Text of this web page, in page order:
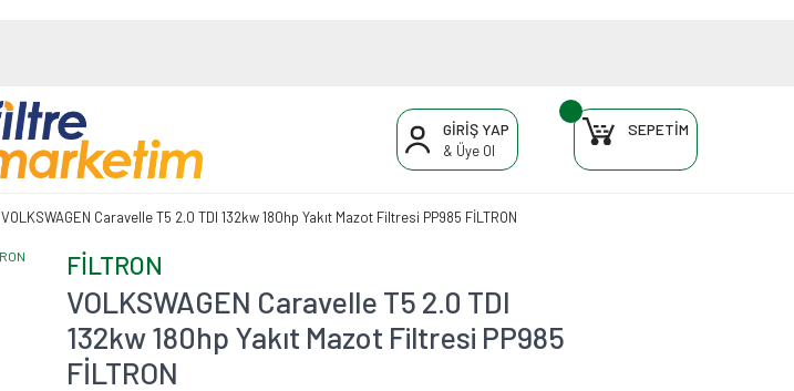
GİRİŞ YAP
& Üye Ol
SEPETİM
VOLKSWAGEN Caravelle T5 2.0 TDI 132kw 180hp Yakıt Mazot Filtresi PP985 FİLTRON
FİLTRON
VOLKSWAGEN Caravelle T5 2.0 TDI
132kw 180hp Yakıt Mazot Filtresi PP985
FİLTRON